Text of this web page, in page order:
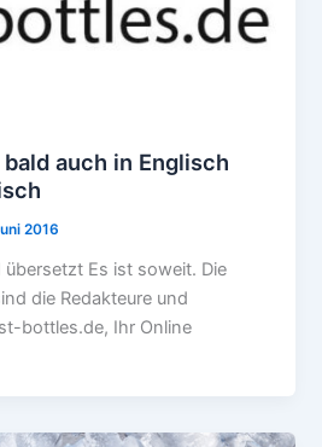
auch in Englisch
2016
Es ist soweit. Die
die Redakteure und
bottles.de, Ihr Online